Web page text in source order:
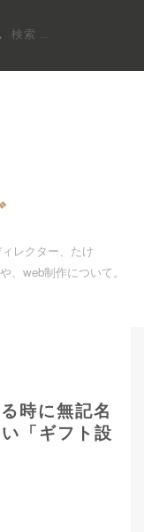
検
レクター、たけ
、web制作について。
時に無記名
「ギフト設